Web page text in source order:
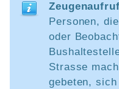
Zeugenaufruf
Personen,
oder
Strasse
gebeten,